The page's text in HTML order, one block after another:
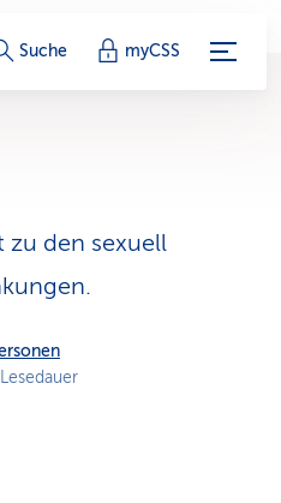
Suche myCSS
zu den sexuell